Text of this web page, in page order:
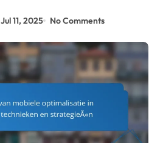
Jul 11, 2025 No Comments